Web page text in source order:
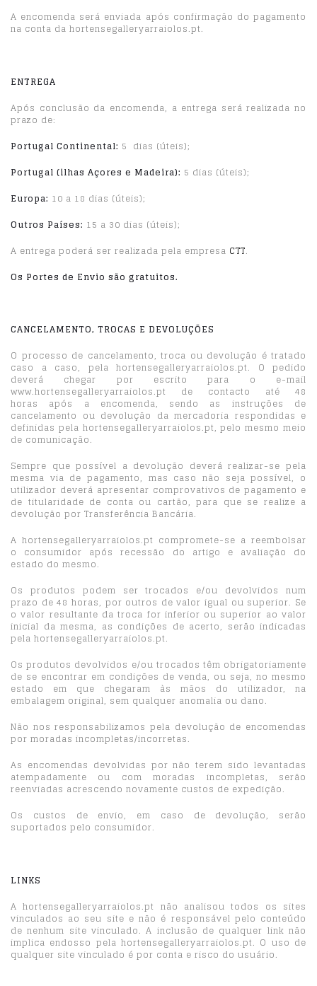
A encomenda será enviada após confirmação do pagamento
na conta da hortensegalleryarraiolos.pt.
ENTREGA
Após conclusão da encomenda, a entrega será realizada no
prazo de:
Portugal Continental: 5 dias (úteis);
Portugal (ilhas Açores e Madeira): 5 dias (úteis);
Europa: 10 a 18 dias (úteis);
Outros Países: 15 a 30 dias (úteis);
A entrega poderá ser realizada pela empresa CTT.
Os Portes de Envio são gratuitos.
CANCELAMENTO, TROCAS E DEVOLUÇÕES
O processo de cancelamento, troca ou devolução é tratado
caso a caso, pela hortensegalleryarraiolos.pt. O pedido
deverá chegar por escrito para o e-mail
www.hortensegalleryarraiolos.pt de contacto até 48
horas após a encomenda, sendo as instruções de
cancelamento ou devolução da mercadoria respondidas e
definidas pela hortensegalleryarraiolos.pt, pelo mesmo meio
de comunicação.
Sempre que possível a devolução deverá realizar-se pela
mesma via de pagamento, mas caso não seja possível, o
utilizador deverá apresentar comprovativos de pagamento e
de titularidade de conta ou cartão, para que se realize a
devolução por Transferência Bancária.
A hortensegalleryarraiolos.pt compromete-se a reembolsar
o consumidor após recessão do artigo e avaliação do
estado do mesmo.
Os produtos podem ser trocados e/ou devolvidos num
prazo de 48 horas, por outros de valor igual ou superior. Se
o valor resultante da troca for inferior ou superior ao valor
inicial da mesma, as condições de acerto, serão indicadas
pela hortensegalleryarraiolos.pt.
Os produtos devolvidos e/ou trocados têm obrigatoriamente
de se encontrar em condições de venda, ou seja, no mesmo
estado em que chegaram às mãos do utilizador, na
embalagem original, sem qualquer anomalia ou dano.
Não nos responsabilizamos pela devolução de encomendas
por moradas incompletas/incorretas.
As encomendas devolvidas por não terem sido levantadas
atempadamente ou com moradas incompletas, serão
reenviadas acrescendo novamente custos de expedição.
Os custos de envio, em caso de devolução, serão
suportados pelo consumidor.
LINKS
A hortensegalleryarraiolos.pt não analisou todos os sites
vinculados ao seu site e não é responsável pelo conteúdo
de nenhum site vinculado. A inclusão de qualquer link não
implica endosso pela hortensegalleryarraiolos.pt. O uso de
qualquer site vinculado é por conta e risco do usuário.